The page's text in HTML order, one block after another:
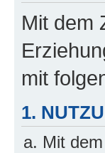
Mit dem
mit
1.
Mit